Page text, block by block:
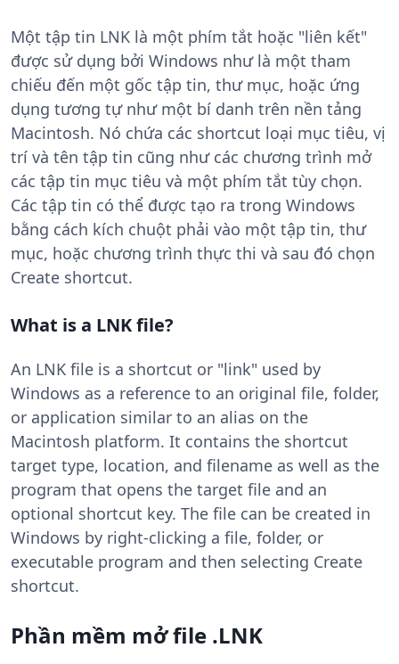
Một tập tin LNK là một phím tắt hoặc "liên kết"
được sử dụng bởi Windows như là một tham
chiếu đến một gốc tập tin, thư mục, hoặc ứng
dụng tương tự như một bí danh trên nền tảng
Macintosh. Nó chứa các shortcut loại mục tiêu, vị
trí và tên tập tin cũng như các chương trình mở
các tập tin mục tiêu và một phím tắt tùy chọn.
Các tập tin có thể được tạo ra trong Windows
bằng cách kích chuột phải vào một tập tin, thư
mục, hoặc chương trình thực thi và sau đó chọn
Create shortcut.
What is a LNK file?
An LNK file is a shortcut or "link" used by
Windows as a reference to an original file, folder,
or application similar to an alias on the
Macintosh platform. It contains the shortcut
target type, location, and filename as well as the
program that opens the target file and an
optional shortcut key. The file can be created in
Windows by right-clicking a file, folder, or
executable program and then selecting Create
shortcut.
Phần mềm mở file .LNK